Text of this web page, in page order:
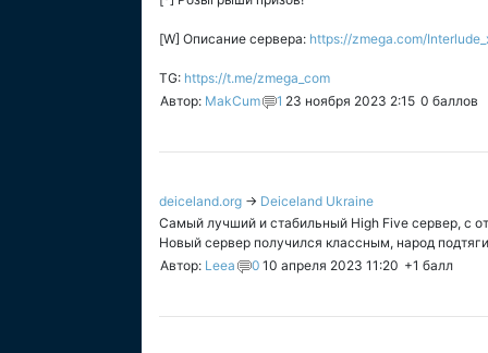
[W] Описание сервера: https://zmega.com/
TG: https://t.me/zmega_com
Автор: MakCum 1 23 ноября 2023 2:15 0 баллов
deiceland.org → Deiceland Ukraine
Самый лучший и стабильный High Five сервер, с
Новый сервер получился классным, народ
Автор: Leea 0 10 апреля 2023 11:20 +1 балл